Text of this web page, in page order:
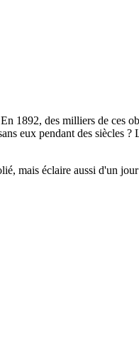
1892, des milliers de ces
eux pendant des siècles ?
mais éclaire aussi d'un